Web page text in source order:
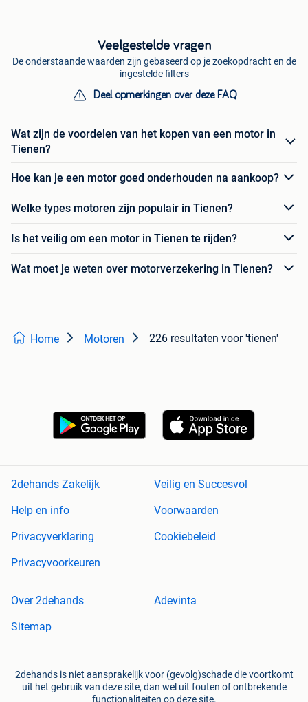
Veelgestelde vragen
De onderstaande waarden zijn gebaseerd op je zoekopdracht en de
ingestelde filters
Deel opmerkingen over deze FAQ
Wat zijn de voordelen van het kopen van een motor in
Tienen?
Hoe kan je een motor goed onderhouden na aankoop?
Welke types motoren zijn populair in Tienen?
Is het veilig om een motor in Tienen te rijden?
Wat moet je weten over motorverzekering in Tienen?
Home Motoren 226 resultaten voor 'tienen'
2dehands Zakelijk
Veilig en Succesvol
Help en info
Voorwaarden
Privacyverklaring
Cookiebeleid
Privacyvoorkeuren
Over 2dehands
Adevinta
Sitemap
2dehands is niet aansprakelijk voor (gevolg)schade die voortkomt
uit het gebruik van deze site, dan wel uit fouten of ontbrekende
functionaliteiten op deze site.